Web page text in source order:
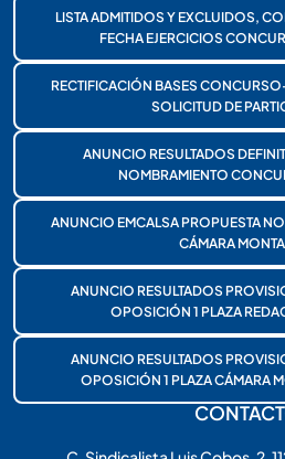
LISTA ADMITIDOS Y EXCLUIDOS,
FECHA EJERCICIOS
RECTIFICACIÓN BASES
SOLICITUD DE
ANUNCIO RESULTADOS
NOMBRAMIENTO
ANUNCIO EMCALSA PROPUESTA
CÁMARA
ANUNCIO RESULTADOS
OPOSICIÓN 1 PLAZA
ANUNCIO RESULTADOS
OPOSICIÓN 1 PLAZA CÁMARA